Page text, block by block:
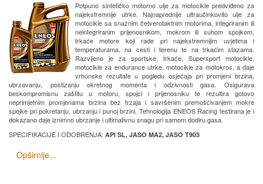
Potpuno sintetičko motorno ulje za motocikle predviđeno za
najekstremnije utrke. Najnaprednije ultraučinkovito ulje za
motocikle sa snažnim četverotaktnim motorima, integriranim ili
neintegriranim prijenosnikom, mokrom ili suhom spojkom,
trkaće motore koji rade pri najekstremnijim uvjetima i
temperaturama, na cesti i terenu te na trkaćim stazama.
Razvijeno je za sportske, trkaće, Supersport motocikle,
motocikle za endurance utrke, motocikle za motokros, a daje
vrhunske rezultate u pogledu osjećaja pri promjeni brzina,
ubrzavanju, postizanju okretnog momenta i odzivnosti gasa. Osigurava
beskompromisnu zaštitu u motoru, spojci i prijenosniku te rezultira gotovo
neprimjetnim promjenama brzina bez trzaja i savršenim premošćivanjem mokre
spojke pri pokretanju, ubrzanju i punoj brzini. Tehnologija ENEOS Racing testirana je i
dokazano daje iznimno ubrzanje i ultimativnu snagu pri samom dodiru gasa.
SPECIFIKACIJE I ODOBRENJA: API SL, JASO MA2, JASO T903
Opširnije...